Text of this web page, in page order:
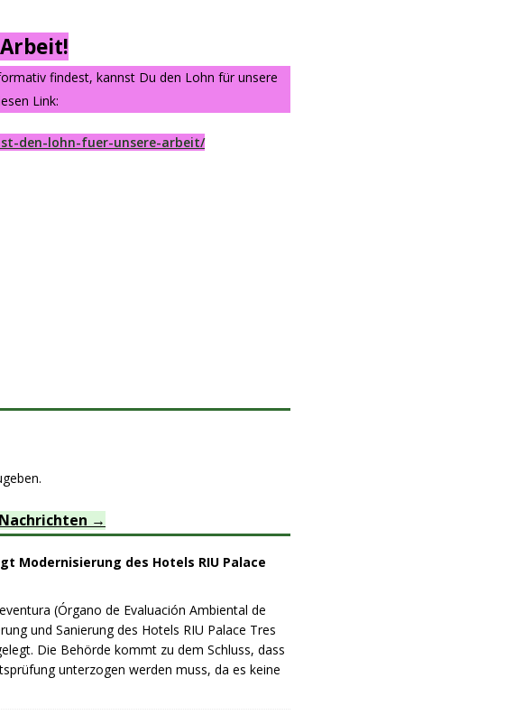
findest, kannst Du den Lohn für unsere
Link:
den-lohn-fuer-unsere-arbeit/
Modernisierung des Hotels RIU Palace
(Órgano de Evaluación Ambiental de
und Sanierung des Hotels RIU Palace Tres
Die Behörde kommt zu dem Schluss, dass
unterzogen werden muss, da es keine